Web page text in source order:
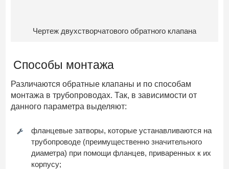
Чертеж двухстворчатового обратного клапана
Способы монтажа
Различаются обратные клапаны и по способам
монтажа в трубопроводах. Так, в зависимости от
данного параметра выделяют:
фланцевые затворы, которые устанавливаются на
трубопроводе (преимущественно значительного
диаметра) при помощи фланцев, приваренных к их
корпусу;